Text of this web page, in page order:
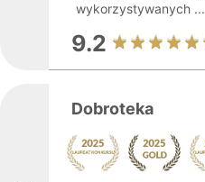
wykorzystywanych ...
9.2
Dobroteka